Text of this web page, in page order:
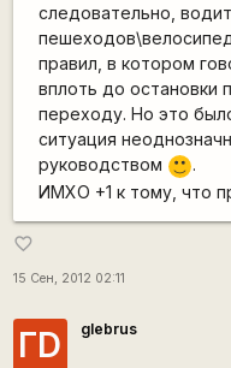
следовательно,
правил, в котором
вплоть до остановки
переходу. Но это
ситуация
руководством
:) .
ИМХО +1 к тому, что
favorite_border
15 Сен, 2012 02:11
ГD glebrus